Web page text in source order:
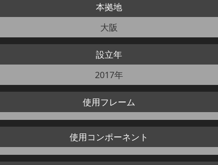
JBCF ROAD SERIESとは
本拠地
大阪
設立年
2017年
使用フレーム
使用コンポーネント